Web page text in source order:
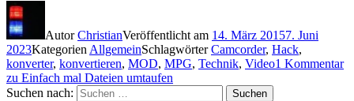
AutorChristianVeröffentlicht am 14. März 20157. Juni
2023Kategorien AllgemeinSchlagwörterCamcorder, Hack,
konverter, konvertieren, MOD, MPG, Technik, Video1 Kommentar
zu Einfach mal Dateien umtaufen
Suchen nach:
Suchen